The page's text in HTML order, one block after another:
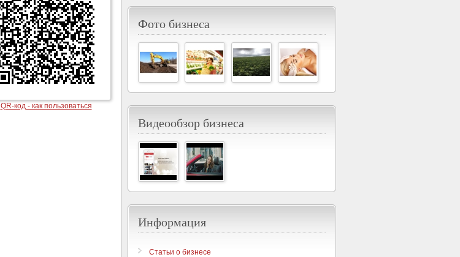
QR-код - как пользоваться
Фото бизнеса
Видеообзор бизнеса
Информация
Статьи о бизнесе